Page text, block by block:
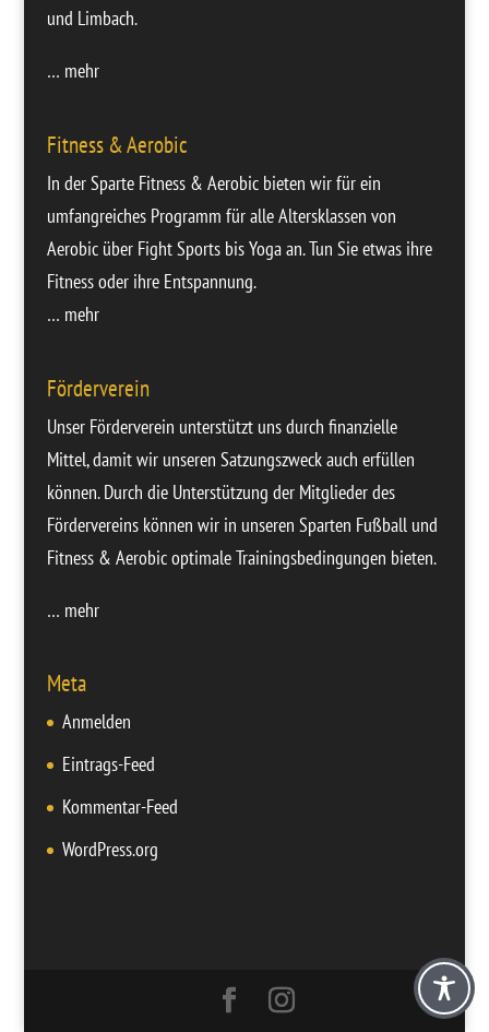
und Limbach.
… mehr
Fitness & Aerobic
In der Sparte Fitness & Aerobic bieten wir für ein
umfangreiches Programm für alle Altersklassen von
Aerobic über Fight Sports bis Yoga an. Tun Sie etwas ihre
Fitness oder ihre Entspannung.
… mehr
Förderverein
Unser Förderverein unterstützt uns durch finanzielle
Mittel, damit wir unseren Satzungszweck auch erfüllen
können. Durch die Unterstützung der Mitglieder des
Fördervereins können wir in unseren Sparten Fußball und
Fitness & Aerobic optimale Trainingsbedingungen bieten.
… mehr
Meta
Anmelden
Eintrags-Feed
Kommentar-Feed
WordPress.org